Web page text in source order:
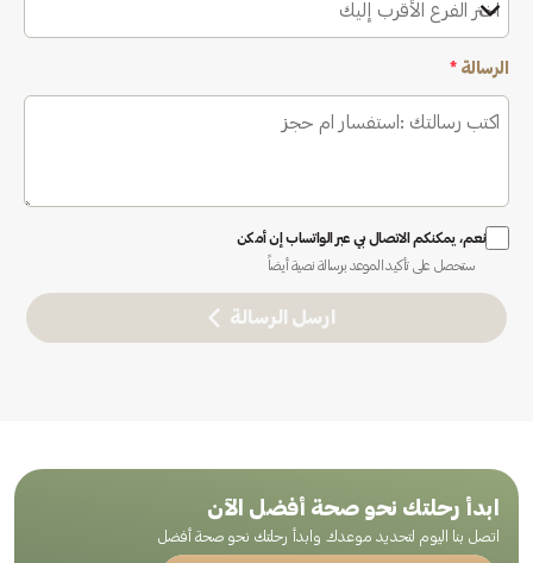
اختر الفرع الأقرب إليك
الرسالة *
نعم، يمكنكم الاتصال بي عبر الواتساب إن أمكن
ستحصل على تأكيد الموعد برسالة نصية أيضاً
ارسل الرسالة
ابدأ رحلتك نحو صحة أفضل الآن
اتصل بنا اليوم لتحديد موعدك وابدأ رحلتك نحو صحة أفضل